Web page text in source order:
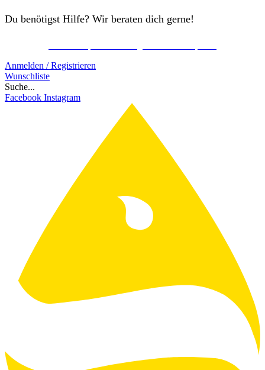
Du benötigst Hilfe? Wir beraten dich gerne!
Anmelden / Registrieren
Wunschliste
Suche...
Facebook Instagram